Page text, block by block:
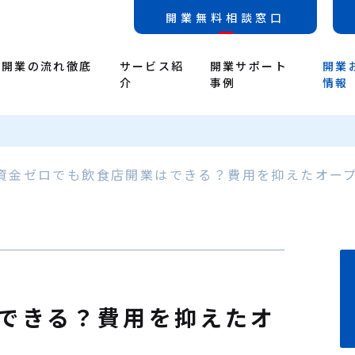
開業無料相談窓口
業の流れ徹底
サービス紹
介
開業サポート
事例
開業
情報
金ゼロでも飲食店開業はできる？費用を抑えたオー
きる？費用を抑えたオ